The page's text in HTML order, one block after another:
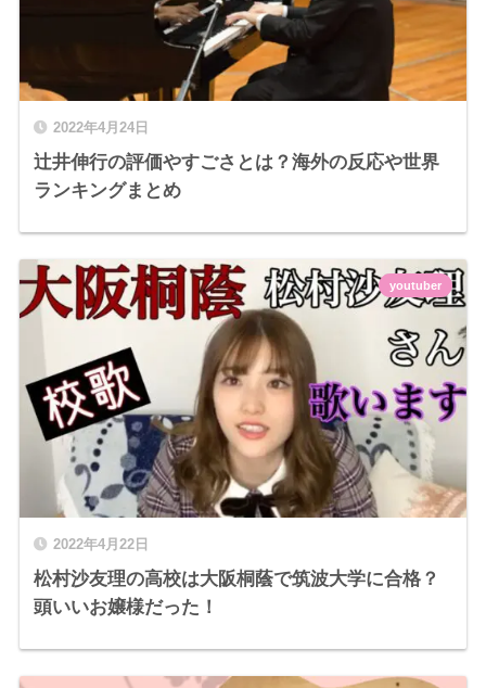
2022年4月24日
辻井伸行の評価やすごさとは？海外の反応や世界
ランキングまとめ
2022年4月22日
松村沙友理の高校は大阪桐蔭で筑波大学に合格？
頭いいお嬢様だった！
youtuber